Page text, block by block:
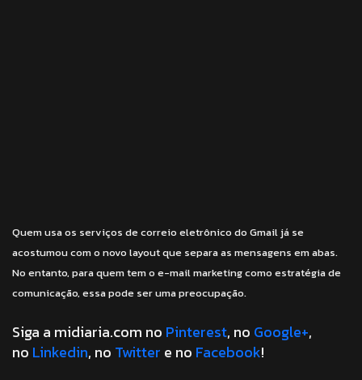
Quem usa os serviços de correio eletrônico do Gmail já se
acostumou com o novo layout que separa as mensagens em abas.
No entanto, para quem tem o e-mail marketing como estratégia de
comunicação, essa pode ser uma preocupação.
Siga a midiaria.com no Pinterest, no Google+,
no Linkedin, no Twitter e no Facebook!